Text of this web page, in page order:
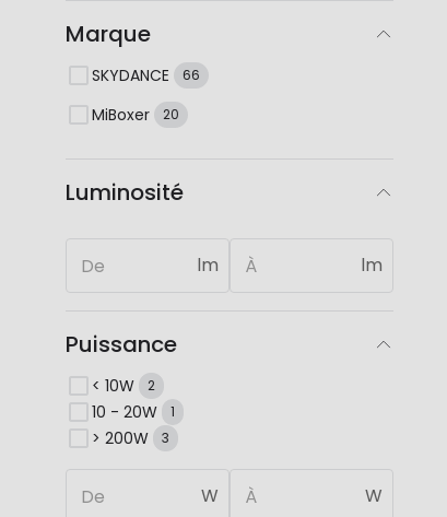
Marque
SKYDANCE 66
MiBoxer 20
Luminosité
lm lm
Puissance
< 10W 2
10 - 20W 1
> 200W 3
W W